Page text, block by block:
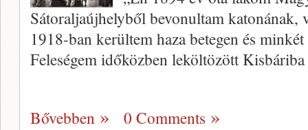
Sátoraljaújhelyből bevonultam
1918-ban kerültem haza betegen és
Feleségem időközben leköltözött Kisbáriba
Bővebben 0 Comments